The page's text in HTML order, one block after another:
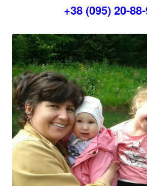
+38 (095) 20-